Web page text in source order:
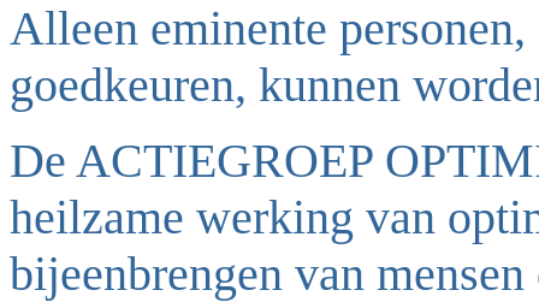
Alleen eminente
goedkeuren, kunnen
De ACTIEGROEP
heilzame werking van
bijeenbrengen van